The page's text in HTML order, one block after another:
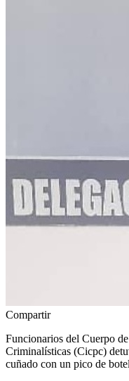
Compartir
Funcionarios del Cuerpo
Criminalísticas (Cicpc)
cuñado con un pico de